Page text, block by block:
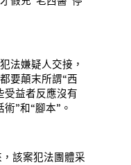
嫌疑人交接，
要顛末所謂“西
受益者反應沒有
”和“腳本”。
該案犯法團體采